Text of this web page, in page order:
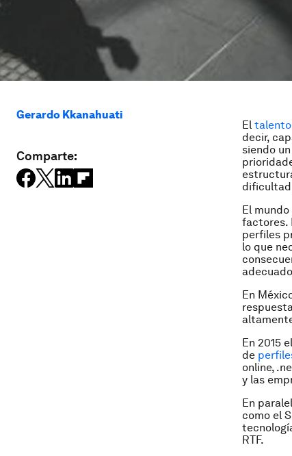
Gerardo Kkanahuati
Comparte:
El talento
decir,
siendo
dificultad
El
factores.
perfiles
lo que
En
En 2015
de
online,
y las
En
como el
RTF.